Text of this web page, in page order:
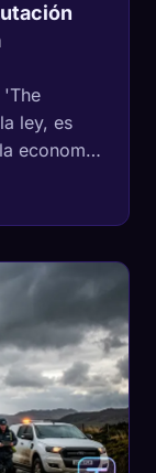
'The
ley, es
economía
los